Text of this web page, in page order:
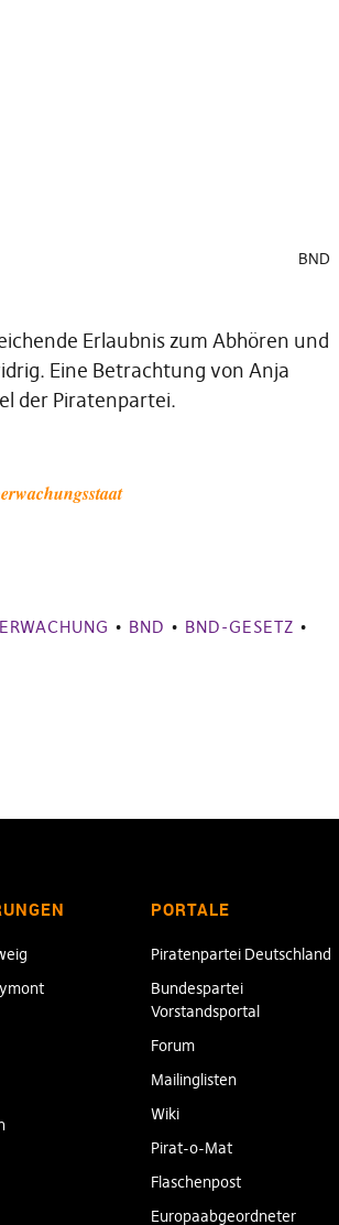
BND
Erlaubnis zum Abhören und
Eine Betrachtung von Anja
der Piratenpartei.
• BND • BND-GESETZ •
PORTALE
Piratenpartei Deutschland
Bundespartei
Vorstandsportal
Forum
Mailinglisten
Wiki
Pirat-o-Mat
Flaschenpost
Europaabgeordneter